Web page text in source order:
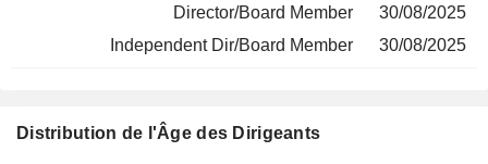
Director/Board Member
30/08/2025
Independent Dir/Board Member
30/08/2025
Distribution de l'Âge des Dirigeants